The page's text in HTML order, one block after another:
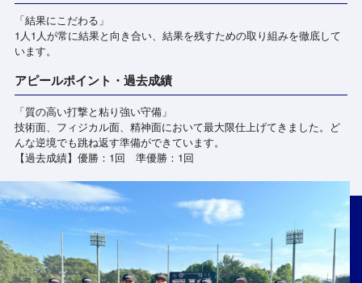
「結果にこだわる」
1人1人が常に結果と向き合い、結果を残すための取り組みを徹底して
います。
アピールポイント・過去成績
「質の高い打撃と粘り強い守備」
技術面、フィジカル面、精神面において最大限仕上げてきました。ど
んな逆境でも跳ね返す準備ができています。
【過去成績】優勝：1回 準優勝：1回